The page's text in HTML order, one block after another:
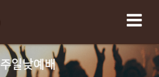
주일낮예배